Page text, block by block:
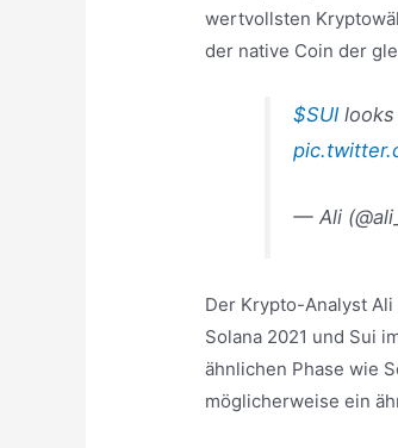
wertvollsten
der native Coin der
$SUI
— Ali
Der Krypto-Analyst
Solana 2021 und Sui
ähnlichen Phase wie
möglicherweise ein